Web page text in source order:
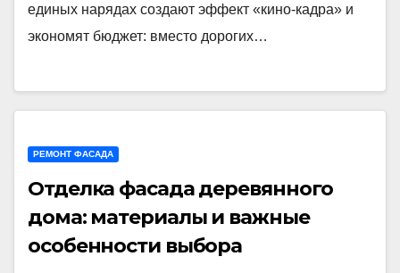
единых нарядах создают эффект «кино-кадра» и
экономят бюджет: вместо дорогих…
РЕМОНТ ФАСАДА
Отделка фасада деревянного
дома: материалы и важные
особенности выбора